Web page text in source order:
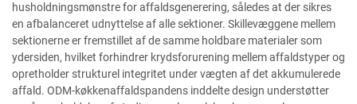
husholdningsmønstre for affaldsgenerering, således at der sikres
en afbalanceret udnyttelse af alle sektioner. Skillevæggene mellem
sektionerne er fremstillet af de samme holdbare materialer som
ydersiden, hvilket forhindrer krydsforurening mellem affaldstyper og
opretholder strukturel integritet under vægten af det akkumulerede
affald. ODM-køkkenaffaldspandens inddelte design understøtter